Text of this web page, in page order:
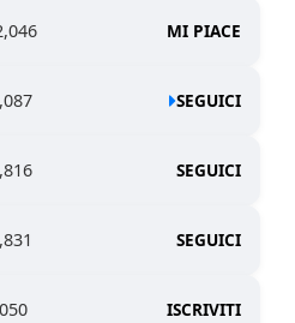
MI PIACE
SEGUICI
SEGUICI
SEGUICI
ISCRIVITI